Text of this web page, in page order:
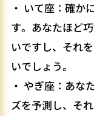
・ いて座：確か
す。あなたほど
いですし、それ
いでしょう。
・ やぎ座：あな
ズを予測し、そ